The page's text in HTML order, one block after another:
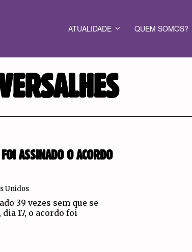
ATUALIDADE QUEM SOMOS?
ASSINADO O ACORDO
Unidos
39 vezes sem que se
17, o acordo foi